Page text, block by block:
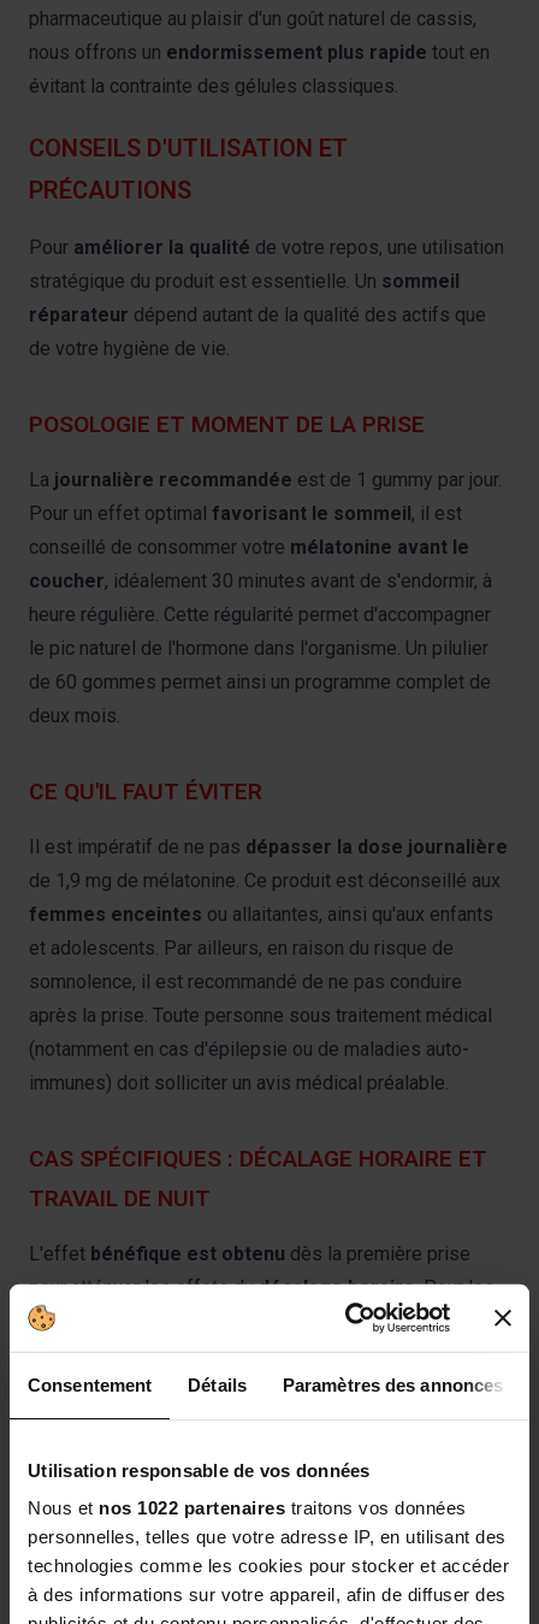
Consentement Détails Paramètres des annonces
Utilisation responsable de vos données
Nous et nos 1022 partenaires traitons vos données
personnelles, telles que votre adresse IP, en utilisant des
technologies comme les cookies pour stocker et accéder
à des informations sur votre appareil, afin de diffuser des
pharmaceutique au plaisir d'un goût naturel de cassis,
nous offrons un endormissement plus rapide tout en
évitant la contrainte des gélules classiques.
CONSEILS D'UTILISATION ET
PRÉCAUTIONS
Pour améliorer la qualité de votre repos, une utilisation
stratégique du produit est essentielle. Un sommeil
réparateur dépend autant de la qualité des actifs que
de votre hygiène de vie.
POSOLOGIE ET MOMENT DE LA PRISE
La journalière recommandée est de 1 gummy par jour.
Pour un effet optimal favorisant le sommeil, il est
conseillé de consommer votre mélatonine avant le
coucher, idéalement 30 minutes avant de s'endormir, à
heure régulière. Cette régularité permet d'accompagner
le pic naturel de l'hormone dans l'organisme. Un pilulier
de 60 gommes permet ainsi un programme complet de
deux mois.
CE QU'IL FAUT ÉVITER
Il est impératif de ne pas dépasser la dose journalière
de 1,9 mg de mélatonine. Ce produit est déconseillé aux
femmes enceintes ou allaitantes, ainsi qu'aux enfants
et adolescents. Par ailleurs, en raison du risque de
somnolence, il est recommandé de ne pas conduire
après la prise. Toute personne sous traitement médical
(notamment en cas d'épilepsie ou de maladies auto-
immunes) doit solliciter un avis médical préalable.
CAS SPÉCIFIQUES : DÉCALAGE HORAIRE ET
TRAVAIL DE NUIT
L'effet bénéfique est obtenu dès la première prise
pour atténuer les effets dudécalage horaire. Pour les
travailleurs de nuit, la prise doit être associée à un signal
d'obscurité (chambre noire, masque) pour aider
l'organisme à simuler une phase de nuit biologique.
Le Laboratoire des Granions s'appuie sur une expertise
historique dans les solutions de santé.